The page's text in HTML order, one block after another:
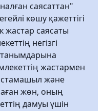
саясаттан"
көшу қажеттігі
жастар саясаты
негізгі
жастармен
және
жөн, оның
дамуы үшін